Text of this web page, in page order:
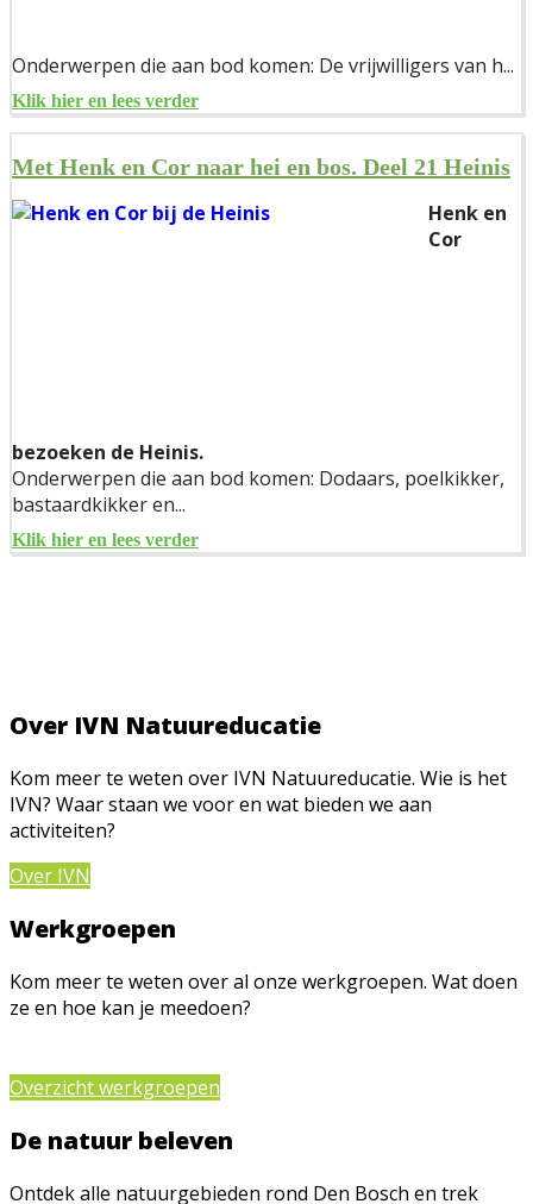
Onderwerpen die aan bod komen: De vrijwilligers van h...
Klik hier en lees verder
Met Henk en Cor naar hei en bos. Deel 21 Heinis
Henk en
Cor
bezoeken de Heinis.
Onderwerpen die aan bod komen: Dodaars, poelkikker,
bastaardkikker en...
Klik hier en lees verder
Over IVN Natuureducatie
Kom meer te weten over IVN Natuureducatie. Wie is het
IVN? Waar staan we voor en wat bieden we aan
activiteiten?
Over IVN
Werkgroepen
Kom meer te weten over al onze werkgroepen. Wat doen
ze en hoe kan je meedoen?
Overzicht werkgroepen
De natuur beleven
Ontdek alle natuurgebieden rond Den Bosch en trek